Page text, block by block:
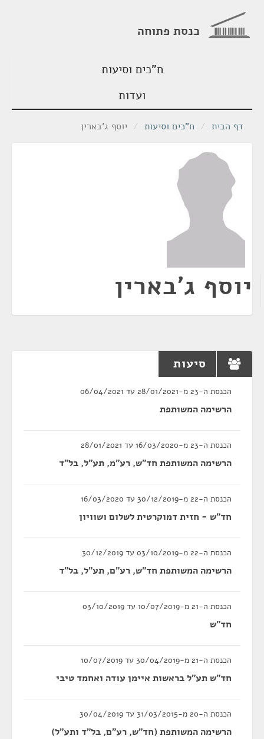
כנסת פתוחה
ח"כים וסיעות
ועדות
דף הבית / ח"כים וסיעות / יוסף ג'בארין
יוסף ג'בארין
סיעות
הכנסת ה-23 מ-28/01/2021 עד 06/04/2021
הרשימה המשותפת
הכנסת ה-23 מ-16/03/2020 עד 28/01/2021
הרשימה המשותפת חד"ש, רע"מ, תע"ל, בל"ד
הכנסת ה-22 מ-30/12/2019 עד 16/03/2020
חד"ש - חזית דמוקרטית לשלום ושוויון
הכנסת ה-22 מ-03/10/2019 עד 30/12/2019
הרשימה המשותפת חד"ש, רע"ם, תע"ל, בל"ד
הכנסת ה-21 מ-10/07/2019 עד 03/10/2019
חד"ש
הכנסת ה-21 מ-30/04/2019 עד 10/07/2019
חד"ש תע"ל בראשות איימן עודה ואחמד טיבי
הכנסת ה-20 מ-31/03/2015 עד 30/04/2019
הרשימה המשותפת (חד"ש, רע"ם, בל"ד ותע"ל)